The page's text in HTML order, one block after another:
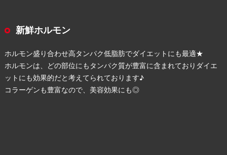
新鮮ホルモン
ホルモン盛り合わせ高タンパク低脂肪でダイエットにも最適★
ホルモンは、どの部位にもタンパク質が豊富に含まれておりダイエ
ットにも効果的だと考えてられております♪
コラーゲンも豊富なので、美容効果にも◎